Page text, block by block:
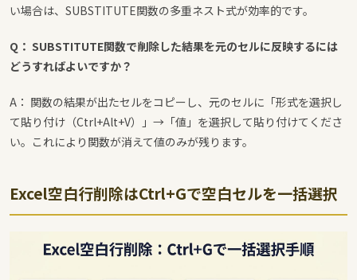
い場合は、SUBSTITUTE関数の多重ネスト式が効率的です。
Q： SUBSTITUTE関数で削除した結果を元のセルに反映するには
どうすればよいですか？
A： 関数の結果が出たセルをコピーし、元のセルに「形式を選択し
て貼り付け（Ctrl+Alt+V）」→「値」を選択して貼り付けてくださ
い。これにより関数が消えて値のみが残ります。
Excel空白行削除はCtrl+Gで空白セルを一括選択